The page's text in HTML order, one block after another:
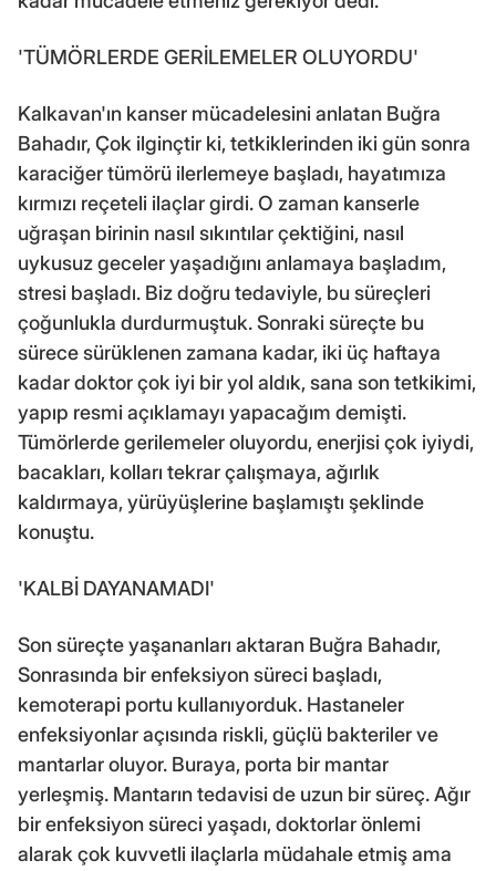
'TÜMÖRLERDE GERİLEMELER OLUYORDU'
Kalkavan'ın kanser mücadelesini anlatan Buğra
Bahadır, Çok ilginçtir ki, tetkiklerinden iki gün sonra
karaciğer tümörü ilerlemeye başladı, hayatımıza
kırmızı reçeteli ilaçlar girdi. O zaman kanserle
uğraşan birinin nasıl sıkıntılar çektiğini, nasıl
uykusuz geceler yaşadığını anlamaya başladım,
stresi başladı. Biz doğru tedaviyle, bu süreçleri
çoğunlukla durdurmuştuk. Sonraki süreçte bu
sürece sürüklenen zamana kadar, iki üç haftaya
kadar doktor çok iyi bir yol aldık, sana son tetkikimi,
yapıp resmi açıklamayı yapacağım demişti.
Tümörlerde gerilemeler oluyordu, enerjisi çok iyiydi,
bacakları, kolları tekrar çalışmaya, ağırlık
kaldırmaya, yürüyüşlerine başlamıştı şeklinde
konuştu.
'KALBİ DAYANAMADI'
Son süreçte yaşananları aktaran Buğra Bahadır,
Sonrasında bir enfeksiyon süreci başladı,
kemoterapi portu kullanıyorduk. Hastaneler
enfeksiyonlar açısında riskli, güçlü bakteriler ve
mantarlar oluyor. Buraya, porta bir mantar
yerleşmiş. Mantarın tedavisi de uzun bir süreç. Ağır
bir enfeksiyon süreci yaşadı, doktorlar önlemi
alarak çok kuvvetli ilaçlarla müdahale etmiş ama